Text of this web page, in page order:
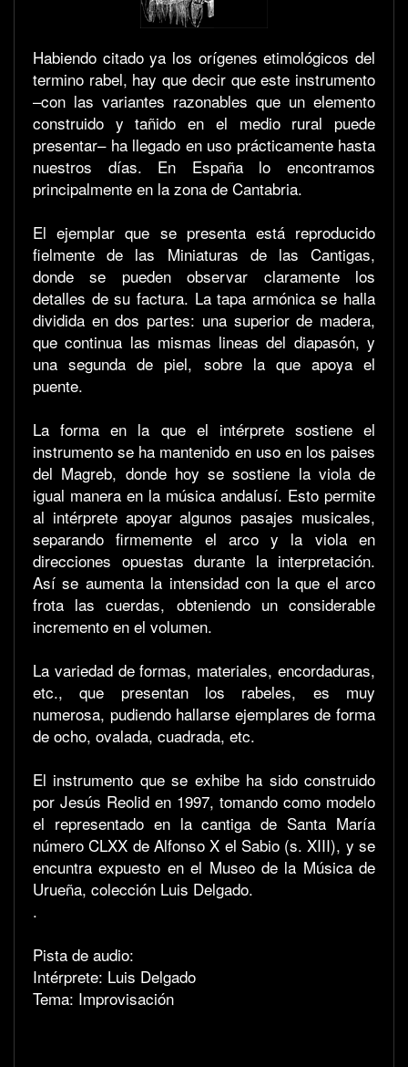
Habiendo citado ya los orígenes etimológicos del
termino rabel, hay que decir que este instrumento
–con las variantes razonables que un elemento
construido y tañido en el medio rural puede
presentar– ha llegado en uso prácticamente hasta
nuestros días. En España lo encontramos
principalmente en la zona de Cantabria.
El ejemplar que se presenta está reproducido
fielmente de las Miniaturas de las Cantigas,
donde se pueden observar claramente los
detalles de su factura. La tapa armónica se halla
dividida en dos partes: una superior de madera,
que continua las mismas lineas del diapasón, y
una segunda de piel, sobre la que apoya el
puente.
La forma en la que el intérprete sostiene el
instrumento se ha mantenido en uso en los paises
del Magreb, donde hoy se sostiene la viola de
igual manera en la música andalusí. Esto permite
al intérprete apoyar algunos pasajes musicales,
separando firmemente el arco y la viola en
direcciones opuestas durante la interpretación.
Así se aumenta la intensidad con la que el arco
frota las cuerdas, obteniendo un considerable
incremento en el volumen.
La variedad de formas, materiales, encordaduras,
etc., que presentan los rabeles, es muy
numerosa, pudiendo hallarse ejemplares de forma
de ocho, ovalada, cuadrada, etc.
El instrumento que se exhibe ha sido construido
por Jesús Reolid en 1997, tomando como modelo
el representado en la cantiga de Santa María
número CLXX de Alfonso X el Sabio (s. XIII), y se
encuntra expuesto en el Museo de la Música de
Urueña, colección Luis Delgado.
.
Pista de audio:
Intérprete: Luis Delgado
Tema: Improvisación